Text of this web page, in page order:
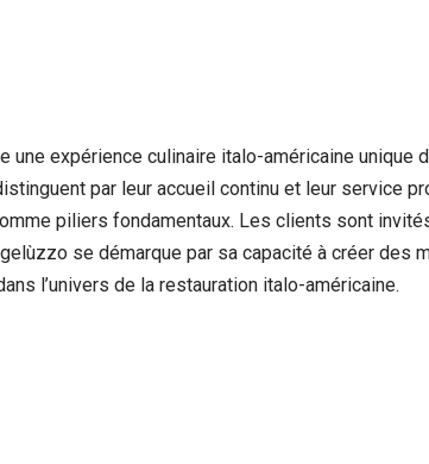
expérience culinaire italo-américaine unique
par leur accueil continu et leur service
piliers fondamentaux. Les clients sont
se démarque par sa capacité à créer
l’univers de la restauration italo-américaine.